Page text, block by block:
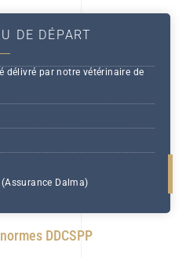
DE DÉPART
délivré par notre vétérinaire de
Dalma)
DDCSPP